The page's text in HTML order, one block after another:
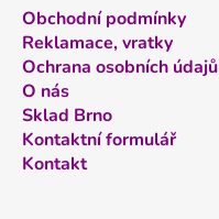
Obchodní podmínky
Reklamace, vratky
Ochrana osobních údajů
O nás
Sklad Brno
Kontaktní formulář
Kontakt